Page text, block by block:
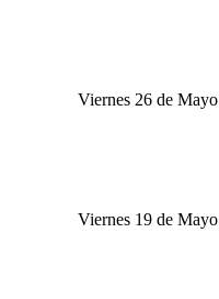
Viernes 26 de
Viernes 19 de